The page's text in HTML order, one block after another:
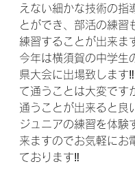
えない細かな技術の指
とができ、部活の練習
練習することが出来ま
今年は横須賀の中学生
県大会に出場致します
て通うことは大変です
通うことが出来ると良
ジュニアの練習を体験
来ますのでお気軽にお
ております‼